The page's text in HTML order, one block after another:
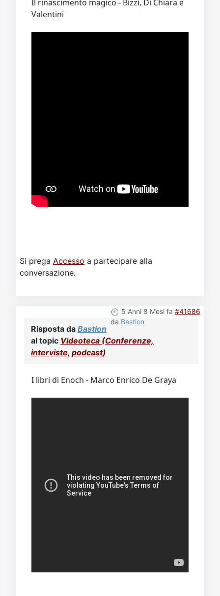
Il rinascimento magico - Bizzi, Di Chiara e
Valentini
Si prega Accesso a partecipare alla
conversazione.
5 Anni 8 Mesi fa #41686
da Bastion
Risposta da Bastion
al topic Videoteca (Conferenze,
interviste, podcast)
I libri di Enoch - Marco Enrico De Graya